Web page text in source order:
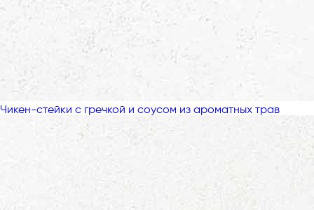
Чикен-стейки с гречкой и соусом из ароматных трав